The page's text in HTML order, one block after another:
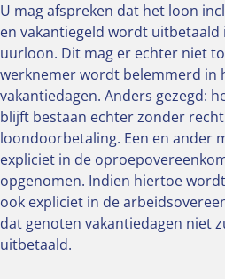
U mag afspreken dat het loon
en vakantiegeld wordt uitbetaald
uurloon. Dit mag er echter niet
werknemer wordt belemmerd in
vakantiedagen. Anders gezegd:
blijft bestaan echter zonder
loondoorbetaling. Een en ander
expliciet in de
opgenomen. Indien hiertoe
ook expliciet in de
dat genoten vakantiedagen niet
uitbetaald.